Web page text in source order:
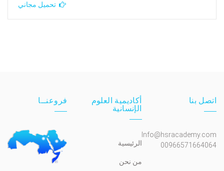
تحميل مجاني
اتصل بنا
Info@hsracademy.com
00966571664064
أكاديمية العلوم
الإنسانية
الرئيسية
من نحن
فروعنــا